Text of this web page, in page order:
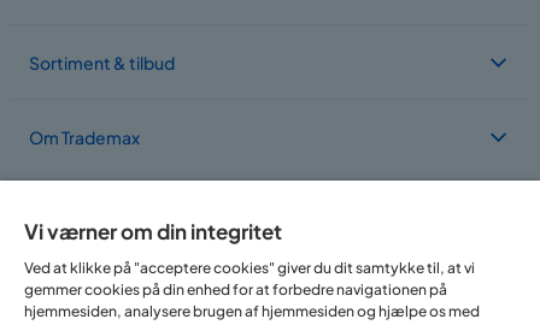
Sortiment & tilbud
Om Trademax
Vi findes i flere forskellige lande
Vi værner om din integritet
Ved at klikke på "acceptere cookies" giver du dit samtykke til, at vi
gemmer cookies på din enhed for at forbedre navigationen på
hjemmesiden, analysere brugen af hjemmesiden og hjælpe os med